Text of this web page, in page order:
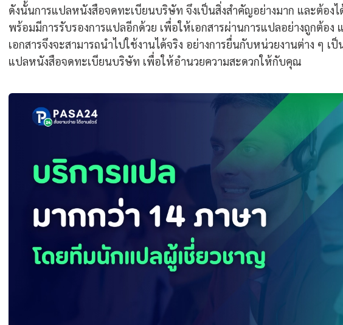
ดังนั้นการแปลหนังสือจดทะเบียนบริษัท จึงเป็นสิ่งสำคัญอย่างมาก และต้อง
พร้อมมีการรับรองการแปลอีกด้วย เพื่อให้เอกสารผ่านการแปลอย่างถูกต้อ
เอกสารจึงจะสามารถนำไปใช้งานได้จริง อย่างการยื่นกับหน่วยงานต่าง ๆ เ
แปลหนังสือจดทะเบียนบริษัท เพื่อให้อำนวยความสะดวกให้กับคุณ